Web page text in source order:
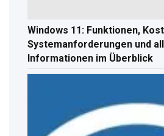
Windows 11: Funktionen,
Systemanforderungen und
Informationen im Überblick